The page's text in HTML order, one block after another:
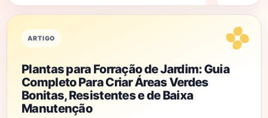
ARTIGO
Plantas para Forração de Jardim: Guia
Completo Para Criar Áreas Verdes
Bonitas, Resistentes e de Baixa
Manutenção